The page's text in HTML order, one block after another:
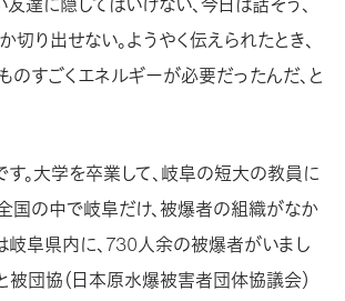
切り出せない。ようやく伝えられたとき、
のすごくエネルギーが必要だったんだ、と
。大学を卒業して、岐阜の短大の教員に
国の中で岐阜だけ、被爆者の組織がなか
岐阜県内に、730人余の被爆者がいまし
被団協（日本原水爆被害者団体協議会）